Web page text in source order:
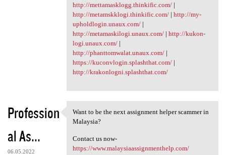
http://mettamasklogg.thinkific.com/|
http://metamskklogi.thinkific.com/| http://my-
upholdlogin.unaux.com/|
http://metamaskilogi.unaux.com/| http://kukon-
logi.unaux.com/|
http://phanttomwalat.unaux.com/|
https://kuconvlogin.splashthat.com/|
http://krakonlogni.splashthat.com/
Profession
al As...
06.05.2022
Want to be the next
Want to be the next assignment helper scammer in
Malaysia?
Contact us now-
https://www.malaysiaassignmenthelp.com/